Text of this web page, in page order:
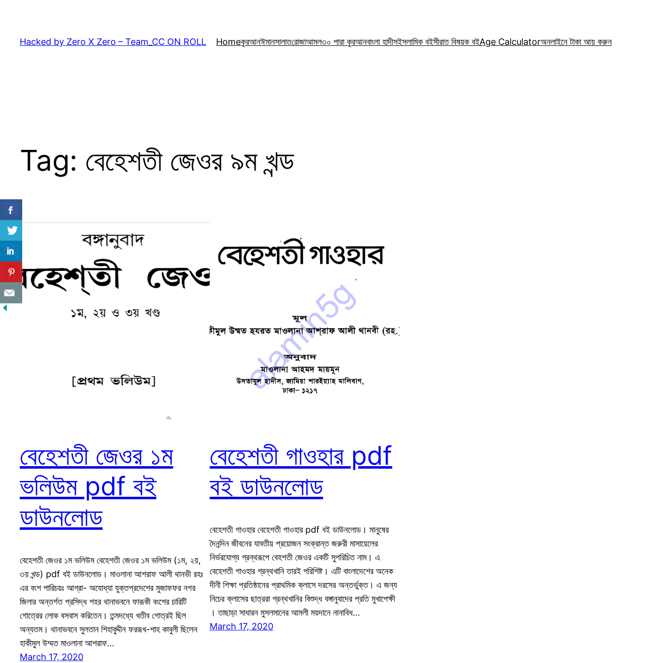
content
Hacked by Zero X Zero – Team_CC ON ROLL Homeকুরআনঈমানসালাতরোজাআমল৩০ পারা কুরআনবাংলা হাদীসইসলামিক বইসীরাত বিষয়ক বইAge Calculatorঅনলাইনে টাকা আয় করুন
Tag: বেহেশতী জেওর ৯ম খন্ড
বেহেশতী জেওর ১ম
ভলিউম pdf বই
ডাউনলোড
বেহেশতী জেওর ১ম ভলিউম বেহেশতী জেওর ১ম ভলিউম (১ম, ২য়,
৩য় খন্ড) pdf বই ডাউনলোড। মাওলানা আশরাফ আলী থানভী রহঃ
এর বংশ পারিচয়ঃ আগ্রা- অযোধ্যা যুক্তপ্রদেশের মুজাফফর নগর
জিলার অন্তর্গত প্রসিদ্ধ শহর থানাভবনে ফারূকী বংশের চারিটি
গোত্রের লোক বসবাস করিতেন। তন্মদধ্যে খতীব গোত্রই ছিল
অন্যতম। থানাভবনে সুলতান শিহাবুদ্দীন ফররূখ-শাহ কাবুলী ছিলেন
হাকীমুল উম্মত মাওলানা আশরাফ…
March 17, 2020
বেহেশতী গাওহার pdf
বই ডাউনলোড
বেহেশতী গাওহার বেহেশতী গাওহার pdf বই ডাউনলোড। মানুষের
দৈনন্দিন জীবনের যাবতীয় প্রয়োজন সংক্রান্ত জরুরী মাসায়েলের
নির্ভরযোগ্য গ্রন্থরূপে বেহশতী জেওর একটি সুপরিচিত নাম। এ
বেহেশতী গাওহার গ্রন্থখানি তারই পরিশিষ্ট। এটি বাংলাদেশের অনেক
দীনী শিক্ষা প্রতিষ্ঠানের প্রাথমিক ক্লাসে দরসের অন্তর্ভুক্ত। এ জন্য
নিচের ক্লাসের ছাত্ররা গ্রন্থখানির বিশুদ্ধ বঙ্গানুবাদের প্রতি মুখাপেক্ষী
। তাছাড়া সাধারন মুসলমানের আমলী ময়দানে নানাবিধ…
March 17, 2020